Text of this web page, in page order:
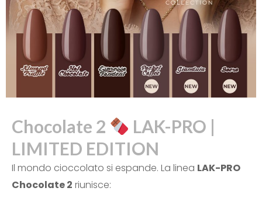
Chocolate 2
LAK-PRO |
LIMITED EDITION
Il mondo cioccolato si espande. La linea LAK-PRO
Chocolate 2 riunisce: